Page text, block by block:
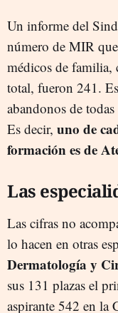
Un informe del
número de MIR
médicos de familia,
total, fueron 241.
abandonos de
Es decir, uno de
formación es de
Las
Las cifras no
lo hacen en otras
Dermatología y
sus 131 plazas el
aspirante 542 en la